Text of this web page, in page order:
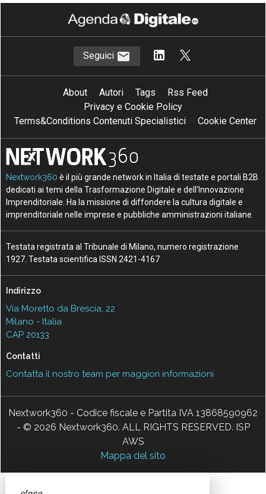
Seguici
About Autori Tags
Rss Feed
Privacy e Cookie Policy
Terms&Conditions Contenuti Specialistici
Cookie Center
Nextwork360 è il più grande network in Italia di testate e portali B2B
dedicati ai temi della Trasformazione Digitale e dell’Innovazione
Imprenditoriale. Ha la missione di diffondere la cultura digitale e
imprenditoriale nelle imprese e pubbliche amministrazioni italiane.
Testata registrata al Tribunale di Milano, numero registrazione
1927. Testata scientifica ISSN 2421-4167
Indirizzo
Via Moretto da Brescia, 22
Milano - Italia
CAP 20133
Contatti
Contatta il nostro team per maggiori informazioni
Nextwork360 - Codice fiscale e Partita IVA 13868590962
- © 2026 Nextwork360. ALL RIGHTS RESERVED. ISP
AWS
Mappa del sito